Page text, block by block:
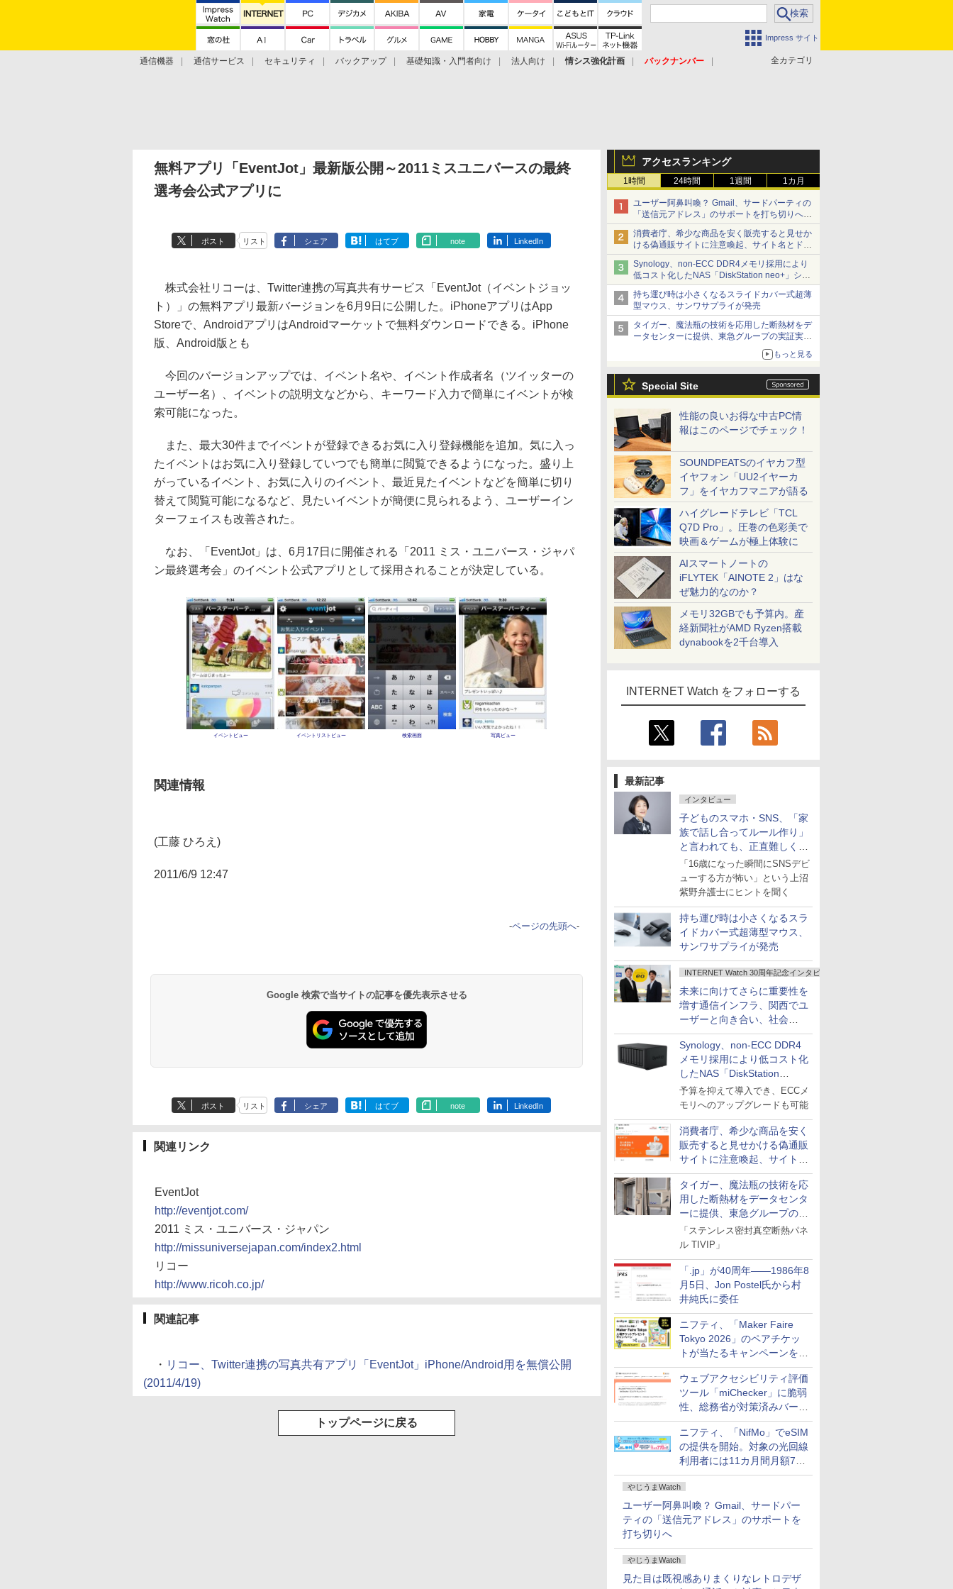
Impress サイト
全カテゴリ
通信機器 通信サービス セキュリティ バックアップ 基礎知識・入門者向け 法人向け 情シス強化計画
バックナンバー
アクセスランキング
1時間 24時間 1週間 1カ月
ユーザー阿鼻叫喚？ Gmail、サードパーティの
「送信元アドレス」のサポートを打ち切りへ
【やじうまWatch】
消費者庁、希少な商品を安く販売すると見せか
ける偽通販サイトに注意喚起、サイト名とドメ
イン名を公表
Synology、non-ECC DDR4メモリ採用により
低コスト化したNAS「DiskStation neo+」シリ
ーズ 予算を抑えて導入でき、ECCメモリへの
アップグレードも可能
持ち運び時は小さくなるスライドカバー式超薄
型マウス、サンワサプライが発売
タイガー、魔法瓶の技術を応用した断熱材をデ
ータセンターに提供、東急グループの実証実験
で 「ステンレス密封真空断熱パネル TIVIP」
もっと見る
Special Site
性能の良いお得な中古PC情
報はこのページでチェック！
SOUNDPEATSのイヤカフ型
イヤフォン「UU2イヤーカ
フ」をイヤカフマニアが語る
ハイグレードテレビ「TCL
Q7D Pro」。圧巻の色彩美で
映画＆ゲームが極上体験に
AIスマートノートの
iFLYTEK「AINOTE 2」はな
ぜ魅力的なのか？
メモリ32GBでも予算内。産
経新聞社がAMD Ryzen搭載
dynabookを2千台導入
INTERNET Watch をフォローする
最新記事
インタビュー
子どものスマホ・SNS、「家
族で話し合ってルール作り」
と言われても、正直難しくな
いですか？
「16歳になった瞬間にSNSデビ
ューする方が怖い」という上沼
紫野弁護士にヒントを聞く
持ち運び時は小さくなるスラ
イドカバー式超薄型マウス、
サンワサプライが発売
INTERNET Watch 30周年記念インタビュー
未来に向けてさらに重要性を
増す通信インフラ、関西でユ
ーザーと向き合い、社会
の“あたらしい”を起動し続け
る～オプテージ
Synology、non-ECC DDR4
メモリ採用により低コスト化
したNAS「DiskStation
neo+」シリーズ
予算を抑えて導入でき、ECCメ
モリへのアップグレードも可能
消費者庁、希少な商品を安く
販売すると見せかける偽通販
サイトに注意喚起、サイト名
とドメイン名を公表
タイガー、魔法瓶の技術を応
用した断熱材をデータセンタ
ーに提供、東急グループの実
証実験で
「ステンレス密封真空断熱パネ
ル TIVIP」
「.jp」が40周年――1986年8
月5日、Jon Postel氏から村
井純氏に委任
ニフティ、「Maker Faire
Tokyo 2026」のペアチケッ
トが当たるキャンペーンをX
で実施。8月16日まで
ウェブアクセシビリティ評価
ツール「miChecker」に脆弱
性、総務省が対策済みバージ
ョンへの更新を呼び掛け
ニフティ、「NifMo」でeSIM
の提供を開始。対象の光回線
利用者には11カ月間月額770
円割引のキャンペーン
やじうまWatch
ユーザー阿鼻叫喚？ Gmail、サードパー
ティの「送信元アドレス」のサポートを
打ち切りへ
やじうまWatch
見た目は既視感ありまくりなレトロデザ
無料アプリ「EventJot」最新版公開～2011ミスユニバースの最終
選考会公式アプリに
ポスト リスト シェア はてブ note LinkedIn
株式会社リコーは、Twitter連携の写真共有サービス「EventJot（イベントジョッ
ト）」の無料アプリ最新バージョンを6月9日に公開した。iPhoneアプリはApp
Storeで、AndroidアプリはAndroidマーケットで無料ダウンロードできる。iPhone
版、Android版とも
今回のバージョンアップでは、イベント名や、イベント作成者名（ツイッターの
ユーザー名）、イベントの説明文などから、キーワード入力で簡単にイベントが検
索可能になった。
また、最大30件までイベントが登録できるお気に入り登録機能を追加。気に入っ
たイベントはお気に入り登録していつでも簡単に閲覧できるようになった。盛り上
がっているイベント、お気に入りのイベント、最近見たイベントなどを簡単に切り
替えて閲覧可能になるなど、見たいイベントが簡便に見られるよう、ユーザーイン
ターフェイスも改善された。
なお、「EventJot」は、6月17日に開催される「2011 ミス・ユニバース・ジャパ
ン最終選考会」のイベント公式アプリとして採用されることが決定している。
イベントビュー イベントリストビュー 検索画面 写真ビュー
関連情報
(工藤 ひろえ)
2011/6/9 12:47
-ページの先頭へ-
Google 検索で当サイトの記事を優先表示させる
ポスト リスト シェア はてブ note LinkedIn
関連リンク
EventJot
http://eventjot.com/
2011 ミス・ユニバース・ジャパン
http://missuniversejapan.com/index2.html
リコー
http://www.ricoh.co.jp/
関連記事
・ リコー、Twitter連携の写真共有アプリ「EventJot」iPhone/Android用を無償公開
(2011/4/19)
トップページに戻る